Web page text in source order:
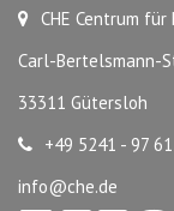
CHE Centrum
Carl-Bertelsmann-
33311 Gütersloh
+49 5241 - 97
info@che.de